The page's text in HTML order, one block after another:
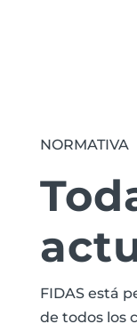
NORMATIVA
FIDAS está
de todos los